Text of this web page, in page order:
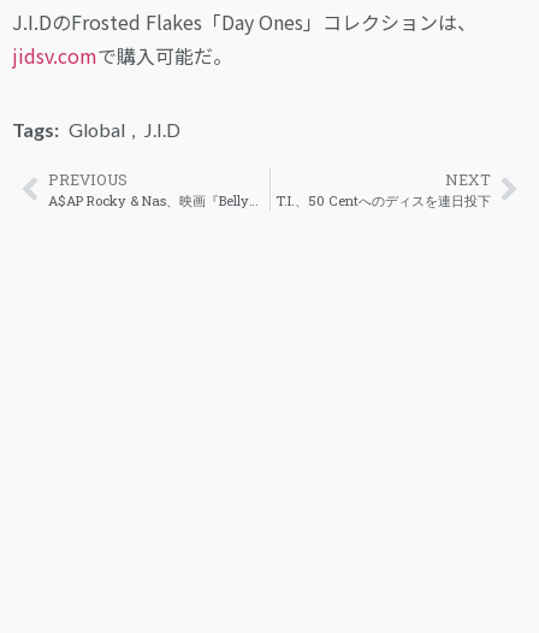
J.I.DのFrosted Flakes「Day Ones」コレクションは、
jidsv.comで購入可能だ。
Tags: Global , J.I.D
PREVIOUS NEXT
T.I.、50 Centへのディスを連日投下